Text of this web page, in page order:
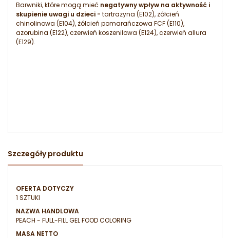
Barwniki, które mogą mieć negatywny wpływ na aktywność i
skupienie uwagi u dzieci - tartrazyna (E102), żółcień
chinolinowa (E104), żółcień pomarańczowa FCF (E110),
azorubina (E122), czerwień koszenilowa (E124), czerwień allura
(E129).
Szczegóły produktu
OFERTA DOTYCZY
1 SZTUKI
NAZWA HANDLOWA
PEACH - FULL-FILL GEL FOOD COLORING
MASA NETTO